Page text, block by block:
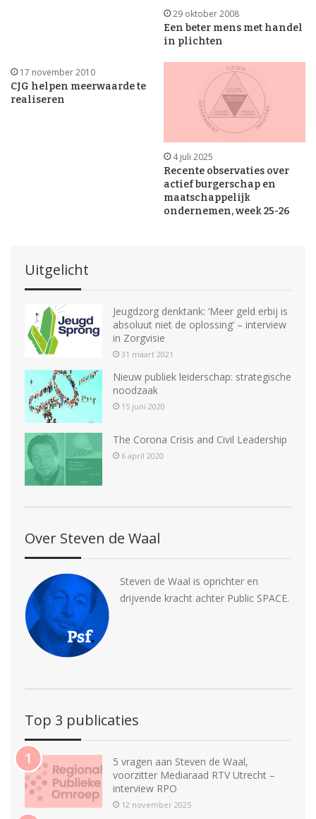
29 oktober 2008
Een beter mens met handel
in plichten
17 november 2010
CJG helpen meerwaarde te
realiseren
4 juli 2025
Recente observaties over
actief burgerschap en
maatschappelijk
ondernemen, week 25-26
Uitgelicht
Jeugdzorg denktank: ‘Meer geld erbij is
absoluut niet de oplossing’ – interview
in Zorgvisie
31 maart 2021
Nieuw publiek leiderschap: strategische
noodzaak
15 juni 2020
The Corona Crisis and Civil Leadership
6 april 2020
Over Steven de Waal
Steven de Waal is oprichter en
drijvende kracht achter Public SPACE.
Top 3 publicaties
5 vragen aan Steven de Waal,
voorzitter Mediaraad RTV Utrecht –
interview RPO
12 november 2025